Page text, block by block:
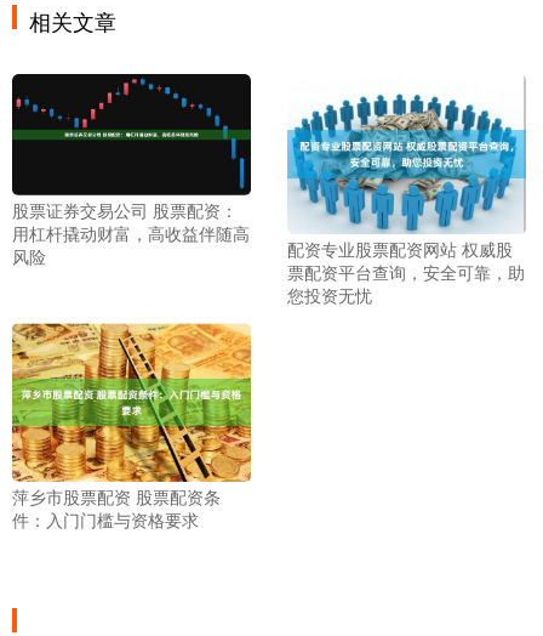
相关文章
股票证券交易公司 股票配资：
用杠杆撬动财富，高收益伴随高
风险
配资专业股票配资网站 权威股
票配资平台查询，安全可靠，助
您投资无忧
萍乡市股票配资 股票配资条
件：入门门槛与资格要求